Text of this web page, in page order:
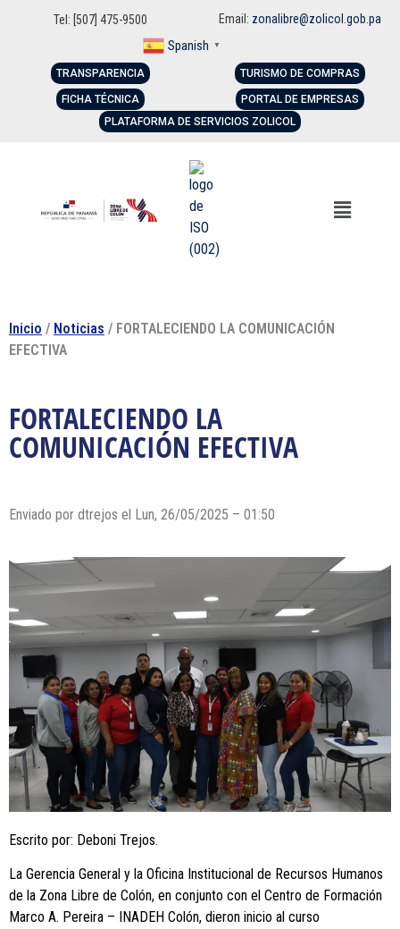
Tel: [507] 475-9500 Email: zonalibre@zolicol.gob.pa
Spanish ▼
TRANSPARENCIA
FICHA TÉCNICA
TURISMO DE COMPRAS
PORTAL DE EMPRESAS
PLATAFORMA DE SERVICIOS ZOLICOL
Inicio / Noticias / FORTALECIENDO LA COMUNICACIÓN
EFECTIVA
FORTALECIENDO LA
COMUNICACIÓN EFECTIVA
Enviado por dtrejos el Lun, 26/05/2025 – 01:50
Escrito por: Deboni Trejos.
La Gerencia General y la Oficina Institucional de Recursos Humanos
de la Zona Libre de Colón, en conjunto con el Centro de Formación
Marco A. Pereira – INADEH Colón, dieron inicio al curso